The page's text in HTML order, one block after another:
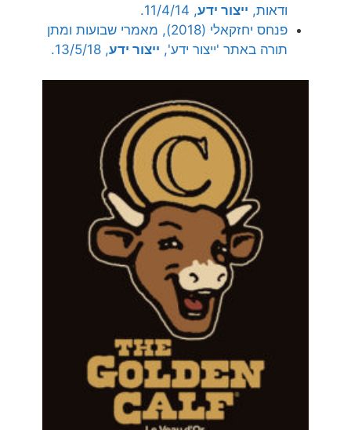
ודאות, ייצור ידע, 11/4/14.
פנחס יחזקאלי (2018), מאמרי שבועות ומתן
תורה באתר 'ייצור ידע', ייצור ידע, 13/5/18.